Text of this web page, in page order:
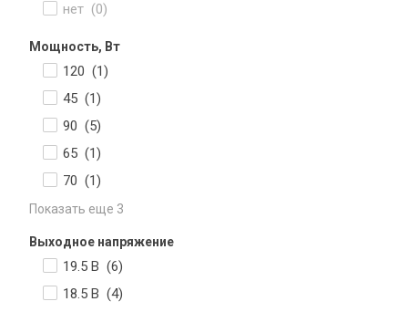
нет (0)
Мощность, Вт
120 (1)
45 (1)
90 (5)
65 (1)
70 (1)
Показать еще 3
Выходное напряжение
19.5 В (6)
18.5 В (4)